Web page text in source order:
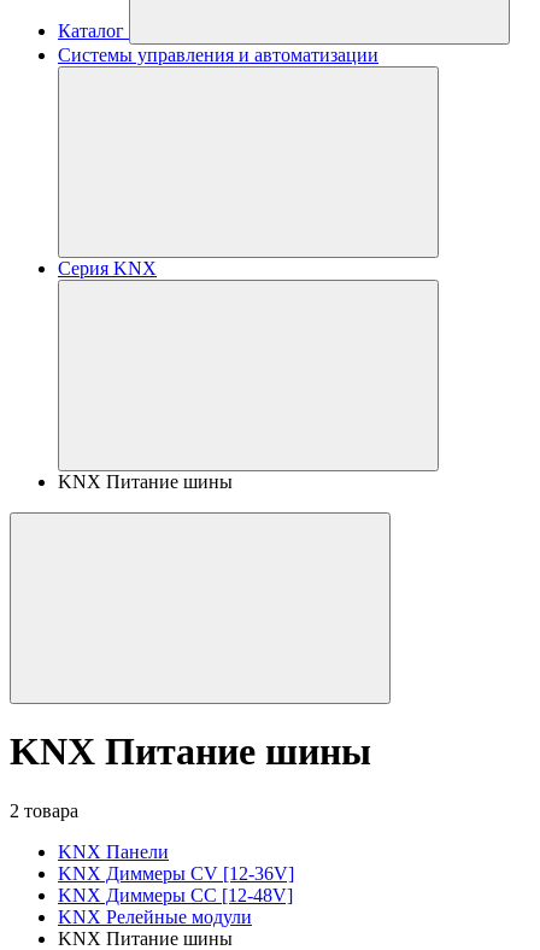
Каталог
Системы управления и автоматизации
Серия KNX
KNX Питание шины
KNX Питание шины
2 товара
KNX Панели
KNX Диммеры CV [12-36V]
KNX Диммеры CC [12-48V]
KNX Релейные модули
KNX Питание шины